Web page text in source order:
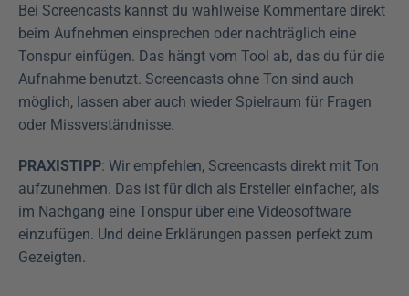
Bei Screencasts kannst du wahlweise Kommentare direkt
beim Aufnehmen einsprechen oder nachträglich eine
Tonspur einfügen. Das hängt vom Tool ab, das du für die
Aufnahme benutzt. Screencasts ohne Ton sind auch
möglich, lassen aber auch wieder Spielraum für Fragen
oder Missverständnisse.
PRAXISTIPP: Wir empfehlen, Screencasts direkt mit Ton
aufzunehmen. Das ist für dich als Ersteller einfacher, als
im Nachgang eine Tonspur über eine Videosoftware
einzufügen. Und deine Erklärungen passen perfekt zum
Gezeigten.